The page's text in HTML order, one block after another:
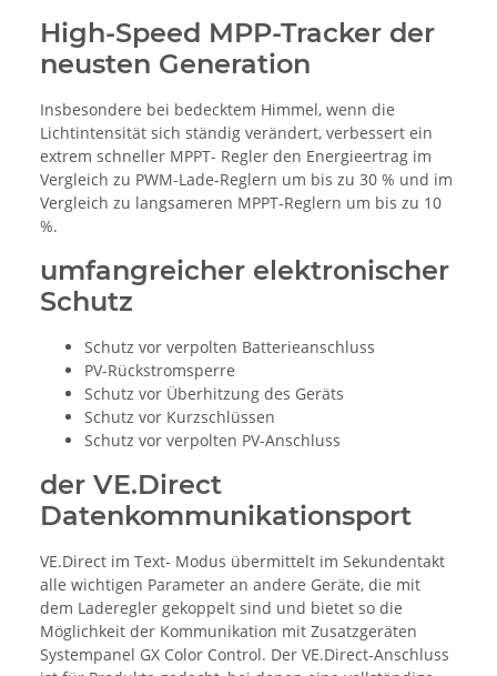
High-Speed MPP-Tracker der
neusten Generation
Insbesondere bei bedecktem Himmel, wenn die
Lichtintensität sich ständig verändert, verbessert ein
extrem schneller MPPT- Regler den Energieertrag im
Vergleich zu PWM-Lade-Reglern um bis zu 30 % und im
Vergleich zu langsameren MPPT-Reglern um bis zu 10
%.
umfangreicher elektronischer
Schutz
Schutz vor verpolten Batterieanschluss
PV-Rückstromsperre
Schutz vor Überhitzung des Geräts
Schutz vor Kurzschlüssen
Schutz vor verpolten PV-Anschluss
der VE.Direct
Datenkommunikationsport
VE.Direct im Text- Modus übermittelt im Sekundentakt
alle wichtigen Parameter an andere Geräte, die mit
dem Laderegler gekoppelt sind und bietet so die
Möglichkeit der Kommunikation mit Zusatzgeräten
Systempanel GX Color Control. Der VE.Direct-Anschluss